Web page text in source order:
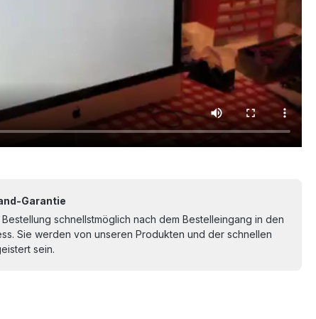
Garantie
schnellstmöglich nach dem Bestelleingang in den
Sie werden von unseren Produkten und der schnellen
sein.